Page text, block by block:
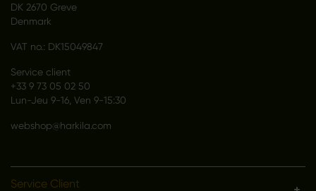
DK 2670 Greve
Denmark
VAT no.: DK15049847
Service client
+33 9 73 05 02 50
Lun-Jeu 9-16, Ven 9-15:30
webshop@harkila.com
Service Client